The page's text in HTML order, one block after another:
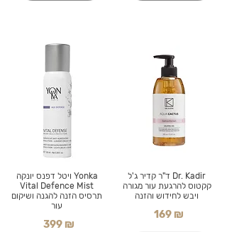
Yonka ויטל דפנס יונקה
Vital Defence Mist
תרסיס הזנה להגנה ושיקום
עור
399 ₪
Dr. Kadir ד"ר קדיר ג'ל
קקטוס להרגעת עור מגורה
ויבש לחידוש והזנה
169 ₪